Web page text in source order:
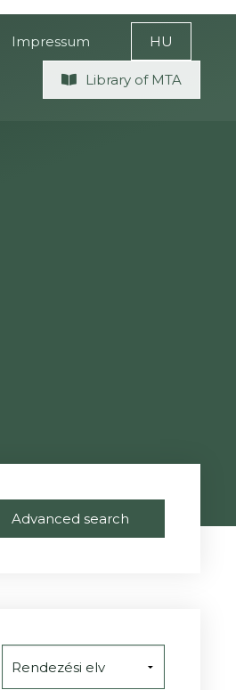
Impressum HU
Library of MTA
Advanced search